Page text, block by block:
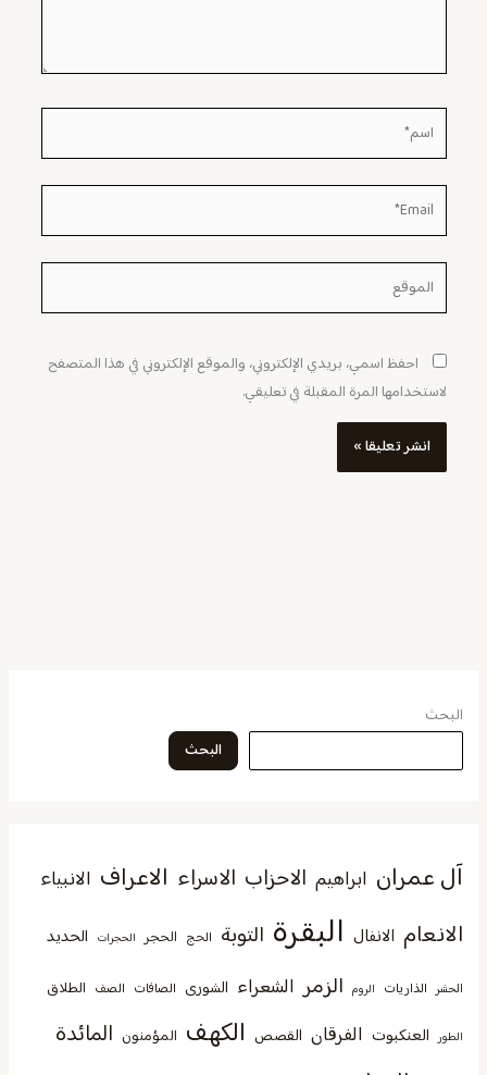
اسم*
Email*
الموقع
احفظ اسمي، بريدي الإلكتروني، والموقع الإلكتروني في هذا المتصفح
لاستخدامها المرة المقبلة في تعليقي.
البحث
البحث
آل عمران ابراهيم الاحزاب الاسراء الاعراف الانبياء
الانعام الانفال البقرة التوبة الحج الحجر الحجرات الحديد
الحشر الذاريات الروم الزمر الشعراء الشورى الصافات الصف الطلاق
الطور العنكبوت الفرقان القصص الكهف المؤمنون المائدة